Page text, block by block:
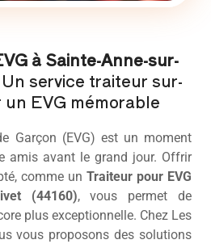
à Sainte-Anne-sur-
Un service traiteur sur-
EVG mémorable
Garçon (EVG) est un moment
amis avant le grand jour. Offrir
comme un Traiteur pour EVG
(44160), vous permet de
plus exceptionnelle. Chez Les
vous proposons des solutions